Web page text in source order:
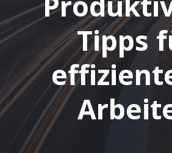
Tipps